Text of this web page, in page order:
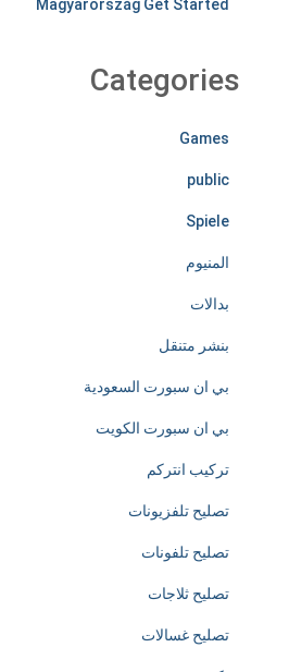
e
s
s
y
d
e
d
c
a
Magyarország Get Started
Categories
Games
public
Spiele
المنيوم
بدالات
بنشر متنقل
بي ان سبورت السعودية
بي ان سبورت الكويت
تركيب انتركم
تصليح تلفزيونات
تصليح تلفونات
تصليح ثلاجات
تصليح غسالات